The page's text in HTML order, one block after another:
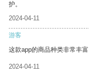
护。
2024-04-11
游客
这款app的商品种类非常丰
2024-04-11